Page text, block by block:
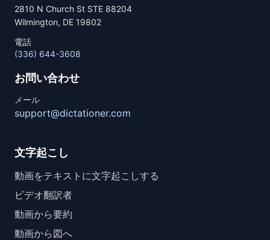
2810 N Church St STE 88204
Wilmington, DE 19802
電話
(336) 644-3608
お問い合わせ
メール
support@dictationer.com
文字起こし
動画をテキストに文字起こしする
ビデオ翻訳者
動画から要約
動画から図へ